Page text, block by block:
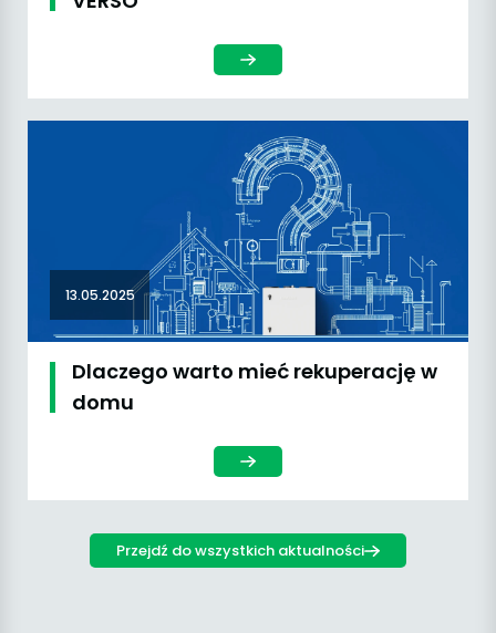
13.05.2025
Dlaczego warto mieć rekuperację w
domu
Przejdź do wszystkich aktualności